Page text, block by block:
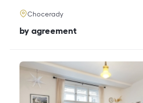
adresa
Chocerady
cena
by agreement